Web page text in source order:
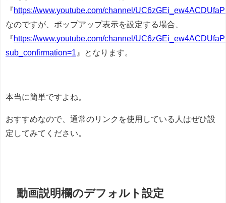
『https://www.youtube.com/channel/
なのですが、ポップアップ表示を設定する場合、
『https://www.youtube.com/channel/
sub_confirmation=1 』となります。
本当に簡単ですよね。
おすすめなので、通常のリンクを使用している人はぜひ設
定してみてください。
動画説明欄のデフォルト設定